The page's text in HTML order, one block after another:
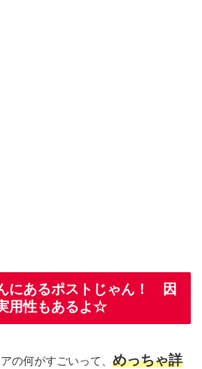
にあるポストじゃん！ 因
用性もあるよ☆
の何がすごいって、 めっちゃ詳